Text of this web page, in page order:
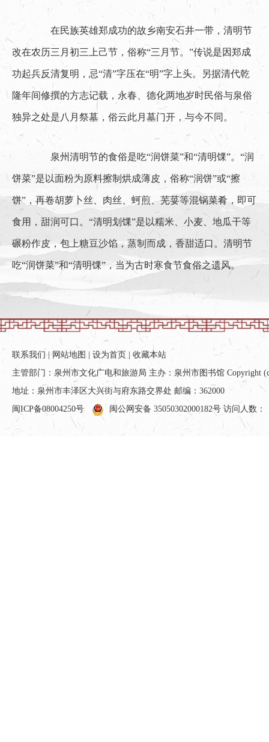
在民族英雄郑成功的故乡南安石井一带，清明节
改在农历三月初三上己节，俗称“三月节。”传说是因郑成
功起兵反清复明，忌“清”字压在“明”字上头。另据清代乾
隆年间修撰的方志记载，永春、德化两地岁时民俗与泉俗
独异之处是八月祭墓，俗云此月墓门开，与今不同。
泉州清明节的食俗是吃“润饼菜”和“清明馃”。“润
饼菜”是以面粉为原料擦制烘成薄皮，俗称“润饼”或“擦
饼”，再卷胡萝卜丝、肉丝、蚵煎、芜荽等混锅菜肴，即可
食用，甜润可口。“清明划馃”是以糯米、小麦、地瓜干等
碾粉作皮，包上糖豆沙馅，蒸制而成，香甜适口。清明节
吃“润饼菜”和“清明馃”，当为古时寒食节食俗之遗风。
联系我们 网站地图 设为首页
收藏本站
主管部门：泉州市文化广电和旅游局 主办：泉州市图书馆 Copyright
地址：泉州市丰泽区大兴街与府东路交界处 邮编：362000
闽ICP备08004250号
闽公网安备 35050302000182号 访问人数：